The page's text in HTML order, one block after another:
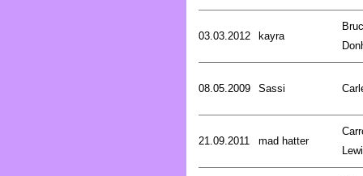
03.03.2012 kayra
08.05.2009 Sassi
21.09.2011 mad hatter